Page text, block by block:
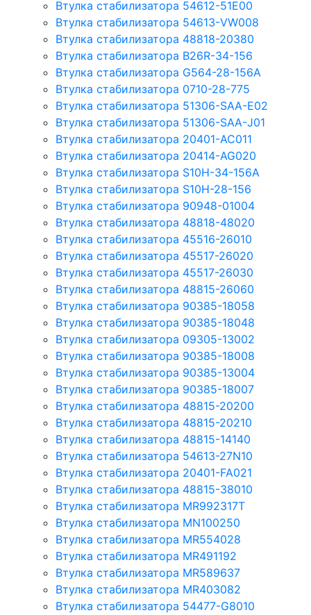
Втулка стабилизатора 54612-51E00
Втулка стабилизатора 54613-VW008
Втулка стабилизатора 48818-20380
Втулка стабилизатора B26R-34-156
Втулка стабилизатора G564-28-156A
Втулка стабилизатора 0710-28-775
Втулка стабилизатора 51306-SAA-E02
Втулка стабилизатора 51306-SAA-J01
Втулка стабилизатора 20401-AC011
Втулка стабилизатора 20414-AG020
Втулка стабилизатора S10H-34-156A
Втулка стабилизатора S10H-28-156
Втулка стабилизатора 90948-01004
Втулка стабилизатора 48818-48020
Втулка стабилизатора 45516-26010
Втулка стабилизатора 45517-26020
Втулка стабилизатора 45517-26030
Втулка стабилизатора 48815-26060
Втулка стабилизатора 90385-18058
Втулка стабилизатора 90385-18048
Втулка стабилизатора 09305-13002
Втулка стабилизатора 90385-18008
Втулка стабилизатора 90385-13004
Втулка стабилизатора 90385-18007
Втулка стабилизатора 48815-20200
Втулка стабилизатора 48815-20210
Втулка стабилизатора 48815-14140
Втулка стабилизатора 54613-27N10
Втулка стабилизатора 20401-FA021
Втулка стабилизатора 48815-38010
Втулка стабилизатора MR992317T
Втулка стабилизатора MN100250
Втулка стабилизатора MR554028
Втулка стабилизатора MR491192
Втулка стабилизатора MR589637
Втулка стабилизатора MR403082
Втулка стабилизатора 54477-G8010